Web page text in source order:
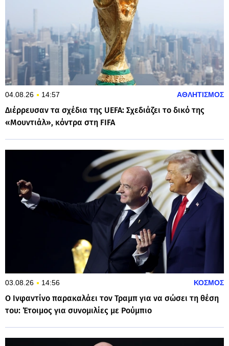
04.08.26 14:57 ΑΘΛΗΤΙΣΜΟΣ
Διέρρευσαν τα σχέδια της UEFA: Σχεδιάζει το δικό της
«Μουντιάλ», κόντρα στη FIFA
03.08.26 14:56 ΚΟΣΜΟΣ
Ο Ινφαντίνο παρακαλάει τον Τραμπ για να σώσει τη θέση
του: Έτοιμος για συνομιλίες με Ρούμπιο